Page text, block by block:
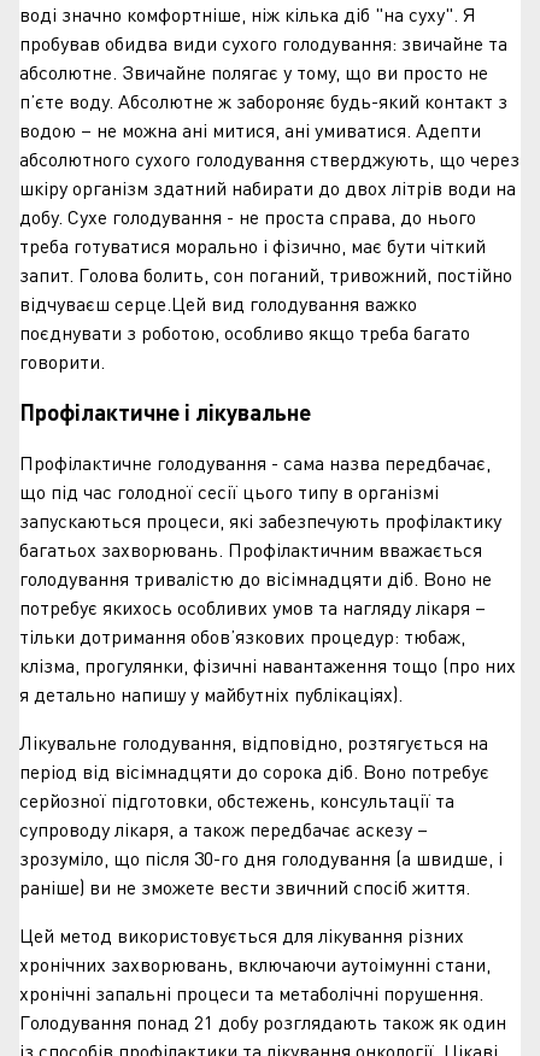
воді значно комфортніше, ніж кілька діб "на суху". Я
пробував обидва види сухого голодування: звичайне та
абсолютне. Звичайне полягає у тому, що ви просто не
п’єте воду. Абсолютне ж забороняє будь-який контакт з
водою – не можна ані митися, ані умиватися. Адепти
абсолютного сухого голодування стверджують, що через
шкіру організм здатний набирати до двох літрів води на
добу. Сухе голодування - не проста справа, до нього
треба готуватися морально і фізично, має бути чіткий
запит. Голова болить, сон поганий, тривожний, постійно
відчуваєш серце.Цей вид голодування важко
поєднувати з роботою, особливо якщо треба багато
говорити.
Профілактичне і лікувальне
Профілактичне голодування - сама назва передбачає,
що під час голодної сесії цього типу в організмі
запускаються процеси, які забезпечують профілактику
багатьох захворювань. Профілактичним вважається
голодування тривалістю до вісімнадцяти діб. Воно не
потребує якихось особливих умов та нагляду лікаря –
тільки дотримання обов’язкових процедур: тюбаж,
клізма, прогулянки, фізичні навантаження тощо (про них
я детально напишу у майбутніх публікаціях).
Лікувальне голодування, відповідно, розтягується на
період від вісімнадцяти до сорока діб. Воно потребує
серйозної підготовки, обстежень, консультації та
супроводу лікаря, а також передбачає аскезу –
зрозуміло, що після 30-го дня голодування (а швидше, і
раніше) ви не зможете вести звичний спосіб життя.
Цей метод використовується для лікування різних
хронічних захворювань, включаючи аутоімунні стани,
хронічні запальні процеси та метаболічні порушення.
Голодування понад 21 добу розглядають також як один
із способів профілактики та лікування онкології. Цікаві